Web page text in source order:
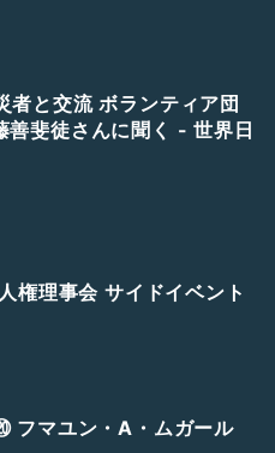
と交流 ボランティア団
善斐徒さんに聞く - 世界日
理事会 サイドイベント
マユン・A・ムガール